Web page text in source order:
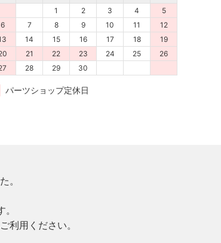
1
2 3 4
5
6
7 8 9 10 11
12
14 15 16 17 18
19
21 22 23 24 25
26
28 29 30
パーツショップ定休日
。
利用ください。